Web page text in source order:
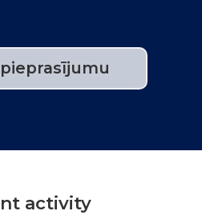
activity